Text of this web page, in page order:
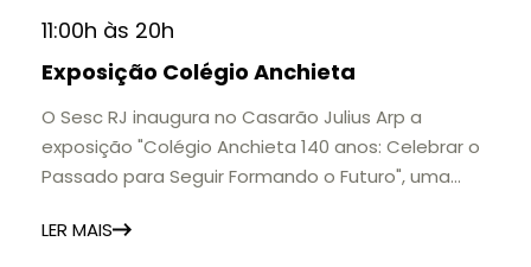
11:00h às 20h
Exposição Colégio Anchieta
O Sesc RJ inaugura no Casarão Julius Arp a
exposição "Colégio Anchieta 140 anos: Celebrar o
Passado para Seguir Formando o Futuro", uma
importantes instituições de ensino de Nova
LER MAIS